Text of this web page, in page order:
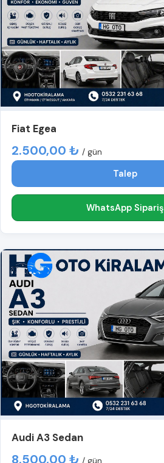
Fiat Egea
2.500,00 ₺ / gün
Talep
WhatsApp Sipariş
Audi A3 Sedan
8.500,00 ₺